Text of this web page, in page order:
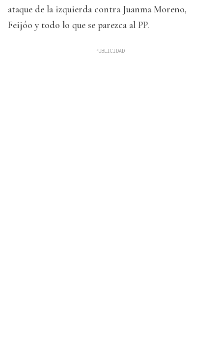
ataque de la izquierda contra Juanma Moreno,
Feijóo y todo lo que se parezca al PP.